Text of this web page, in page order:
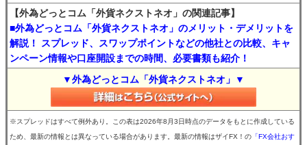
【外為どっとコム「外貨ネクストネオ」の関連記事】
■外為どっとコム「外貨ネクストネオ」のメリット・デメリットを
解説！ スプレッド、スワップポイントなどの他社との比較、キャ
ンペーン情報や口座開設までの時間、必要書類も紹介！
▼外為どっとコム「外貨ネクストネオ」▼
※スプレッドはすべて例外あり。この表は2026年8月3日時点のデータをもとに作成している
ため、最新の情報とは異なっている場合があります。最新の情報はザイFX！の 「FX会社おす